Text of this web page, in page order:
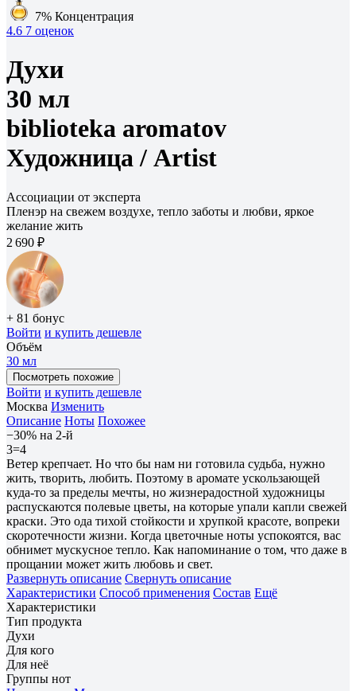
7% Концентрация
4.6 7 оценок
Духи
30 мл
biblioteka aromatov
Художница / Artist
Ассоциации от эксперта
Пленэр на свежем воздухе, тепло заботы и любви, яркое
желание жить
2 690 ₽
+ 81 бонус
Войти и купить дешевле
Объём
30 мл
Посмотреть похожие
Войти и купить дешевле
Москва Изменить
Описание Ноты Похожее
−30% на 2-й
3=4
Ветер крепчает. Но что бы нам ни готовила судьба, нужно
жить, творить, любить. Поэтому в аромате ускользающей
куда-то за пределы мечты, но жизнерадостной художницы
распускаются полевые цветы, на которые упали капли свежей
краски. Это ода тихой стойкости и хрупкой красоте, вопреки
скоротечности жизни. Когда цветочные ноты успокоятся, вас
обнимет мускусное тепло. Как напоминание о том, что даже в
прощании может жить любовь и свет.
Развернуть описание Свернуть описание
Характеристики Способ применения Состав Ещё
Характеристики
Тип продукта
Духи
Для кого
Для неё
Группы нот